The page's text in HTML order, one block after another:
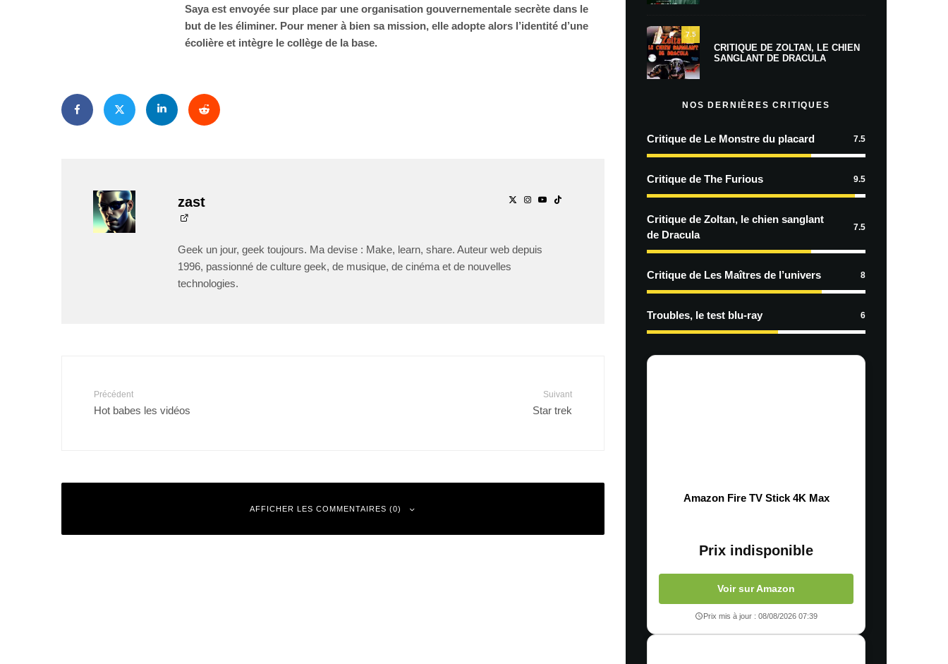
Saya est envoyée sur place par une organisation gouvernementale secrète dans le
but de les éliminer. Pour mener à bien sa mission, elle adopte alors l’identité d’une
écolière et intègre le collège de la base.
zast
Geek un jour, geek toujours. Ma devise : Make, learn, share. Auteur web depuis
1996, passionné de culture geek, de musique, de cinéma et de nouvelles
technologies.
Précédent
Hot babes les vidéos
Suivant
Star trek
AFFICHER LES COMMENTAIRES (0)
7.5
CRITIQUE DE ZOLTAN, LE CHIEN
SANGLANT DE DRACULA
NOS DERNIÈRES CRITIQUES
Critique de Le Monstre du placard 7.5
Critique de The Furious 9.5
Critique de Zoltan, le chien sanglant
de Dracula
7.5
Critique de Les Maîtres de l’univers 8
Troubles, le test blu-ray 6
Amazon Fire TV Stick 4K Max
Prix indisponible
Voir sur Amazon
Prix mis à jour : 08/08/2026 07:39